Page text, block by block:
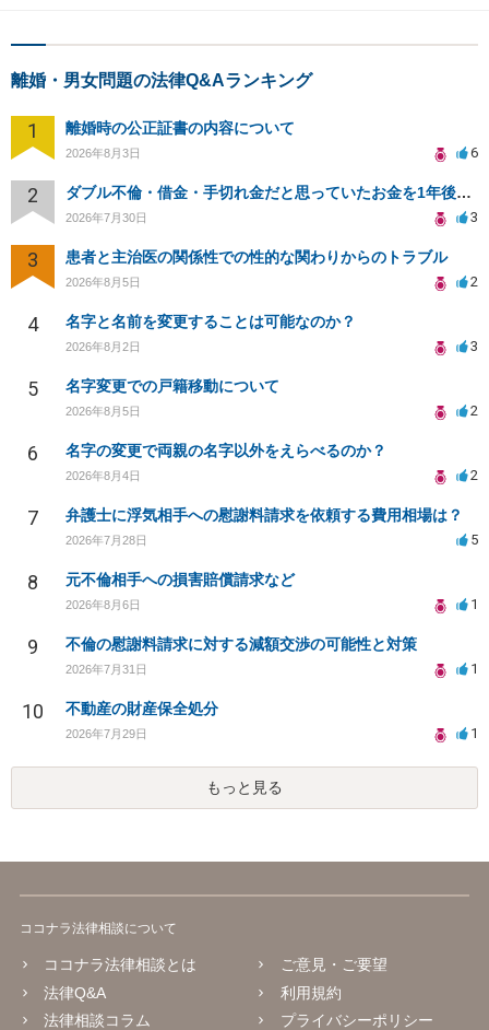
離婚・男女問題の法律Q&Aランキング
1 離婚時の公正証書の内容について
2026年8月3日 6
2 ダブル不倫・借金・手切れ金だと思っていたお金を1年後いまさら脅迫罪として通知書が来てまとめて請求
2026年7月30日 3
3 患者と主治医の関係性での性的な関わりからのトラブル
2026年8月5日 2
4 名字と名前を変更することは可能なのか？
2026年8月2日 3
5 名字変更での戸籍移動について
2026年8月5日 2
6 名字の変更で両親の名字以外をえらべるのか？
2026年8月4日 2
7 弁護士に浮気相手への慰謝料請求を依頼する費用相場は？
2026年7月28日 5
8 元不倫相手への損害賠償請求など
2026年8月6日 1
9 不倫の慰謝料請求に対する減額交渉の可能性と対策
2026年7月31日 1
10 不動産の財産保全処分
2026年7月29日 1
もっと見る
ココナラ法律相談について
ココナラ法律相談とは
法律Q&A
法律相談コラム
ご意見・ご要望
利用規約
プライバシーポリシー